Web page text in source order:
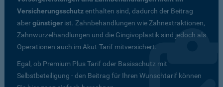
Versicherungsschutzenthalten sind, dadurch der Beitrag
abergünstiger ist. Zahnbehandlungen wie Zahnextraktionen,
Zahnwurzelhandlungen und die Gingivoplastik sind jedoch als
Operationen auch im Akut-Tarif mitversichert.
Egal, ob Premium Plus Tarif oder Basisschutz mit
Selbstbeteiligung - den Beitrag für Ihren Wunschtarif können